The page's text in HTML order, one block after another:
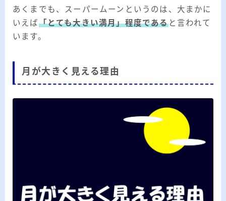
あくまでも、スーパームーンというのは、大まかに
いえば「とても大きい満月」程度であると言われて
います。
月が大きく見える理由